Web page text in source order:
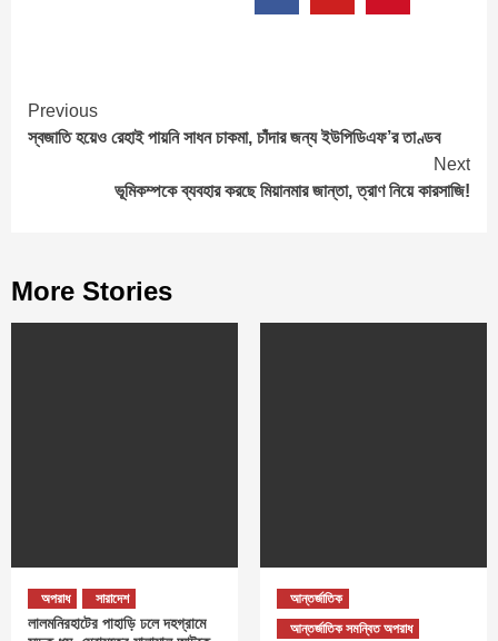
Continue
Reading
Previous
স্বজাতি হয়েও রেহাই পায়নি সাধন চাকমা, চাঁদার জন্য ইউপিডিএফ’র তাণ্ডব
Next
ভূমিকম্পকে ব্যবহার করছে মিয়ানমার জান্তা, ত্রাণ নিয়ে কারসাজি!
More Stories
অপরাধ সারাদেশ
লালমনিরহাটের পাহাড়ি ঢলে দহগ্রামে
আন্তর্জাতিক
আন্তর্জাতিক সমন্বিত অপরাধ